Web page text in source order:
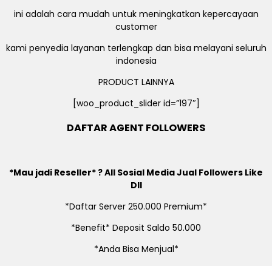
ini adalah cara mudah untuk meningkatkan kepercayaan
customer
kami penyedia layanan terlengkap dan bisa melayani seluruh
indonesia
PRODUCT LAINNYA
[woo_product_slider id=”197″]
DAFTAR AGENT FOLLOWERS
*Mau jadi Reseller* ? All Sosial Media Jual Followers Like
Dll
*Daftar Server 250.000 Premium*
*Benefit* Deposit Saldo 50.000
*Anda Bisa Menjual*